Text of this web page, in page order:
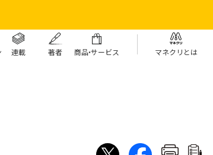
連載 著者 商品・サービス マネクリとは